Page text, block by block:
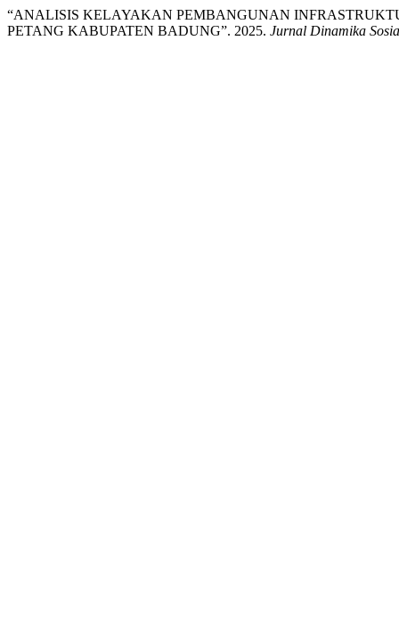
“ANALISIS KELAYAKAN PEMBANGUNAN
PETANG KABUPATEN BADUNG”. 2025. Jurnal Dinamika